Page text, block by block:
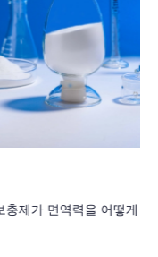
어떻게 향상시키